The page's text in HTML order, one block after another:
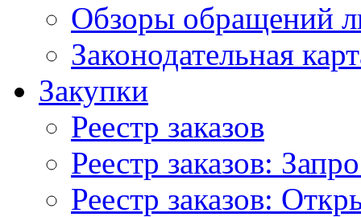
Обзоры обращений
Законодательная
Закупки
Реестр заказов
Реестр заказов:
Реестр заказов: